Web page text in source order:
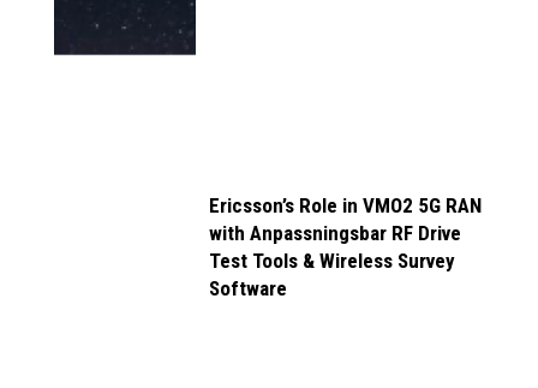
Ericsson’s Role in VMO2 5G RAN
with Anpassningsbar RF Drive
Test Tools & Wireless Survey
Software